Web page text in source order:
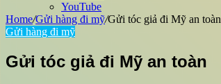
YouTube
Home/Gửi hàng đi mỹ/Gửi tóc giả đi Mỹ an toàn
Gửi hàng đi mỹ
Gửi tóc giả đi Mỹ an toàn